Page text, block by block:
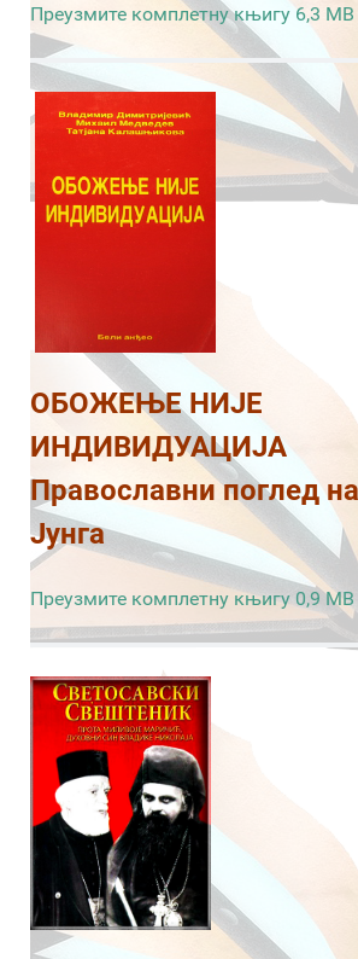
Преузмите комплетну књигу 6,3 MB
ОБОЖЕЊЕ НИЈЕ
ИНДИВИДУАЦИЈА
Православни поглед
Јунга
Преузмите комплетну књигу 0,9 MB